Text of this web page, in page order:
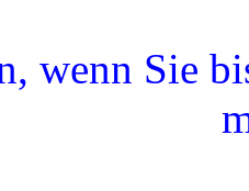
wenn Sie